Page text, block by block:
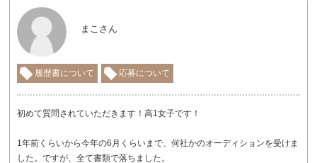
まこさん
履歴書について 応募について
初めて質問されていただきます！高1女子です！
1年前くらいから今年の6月くらいまで、何社かのオーディションを受けま
した。ですが、全て書類で落ちました。